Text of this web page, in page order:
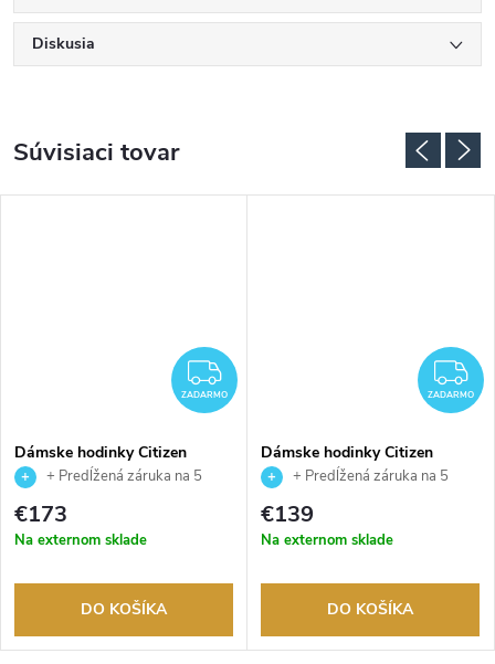
Diskusia
Súvisiaci tovar
ZADARMO
ZADARMO
Dámske hodinky Citizen
FE1243-83A
+ Predĺžená záruka na 5
rokov. Až 100 dní na vrátenie
tovaru. Autorizovaný predajca.
€173
Na externom sklade
DO KOŠÍKA
ZADARMO
Dámske hodinky Citizen
EM0411-71A
+ Predĺžená záruka na 5
rokov. Až 100 dní na vrátenie
tovaru. Autorizovaný predajca.
€139
Na externom sklade
DO KOŠÍKA